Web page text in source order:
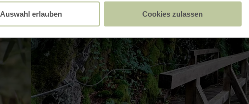
Auswahl erlauben Cookies zulassen